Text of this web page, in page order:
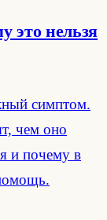
это нельзя
симптом.
чем оно
и почему в